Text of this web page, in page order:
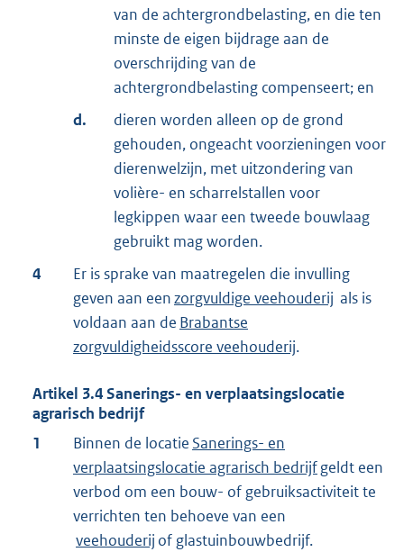
van de achtergrondbelasting, en die ten
minste de eigen bijdrage aan de
overschrijding van de
achtergrondbelasting compenseert; en
d.
dieren worden alleen op de grond
gehouden, ongeacht voorzieningen voor
dierenwelzijn, met uitzondering van
volière- en scharrelstallen voor
legkippen waar een tweede bouwlaag
gebruikt mag worden.
4
Er is sprake van maatregelen die invulling
geven aan eenzorgvuldige veehouderij als is
voldaan aan de Brabantse
zorgvuldigheidsscore veehouderij.
Artikel 3.4Sanerings- en verplaatsingslocatie
agrarisch bedrijf
1
Binnen de locatie Sanerings- en
verplaatsingslocatie agrarisch bedrijfgeldt een
verbod om een bouw- of gebruiksactiviteit te
verrichten ten behoeve van een
veehouderij of glastuinbouwbedrijf.